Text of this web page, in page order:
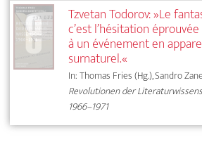
Tzvetan Todorov: »Le
c’est l’hésitation
à un événement en
surnaturel.«
In: Thomas Fries (Hg.), Sandro
Revolutionen der
1966–1971